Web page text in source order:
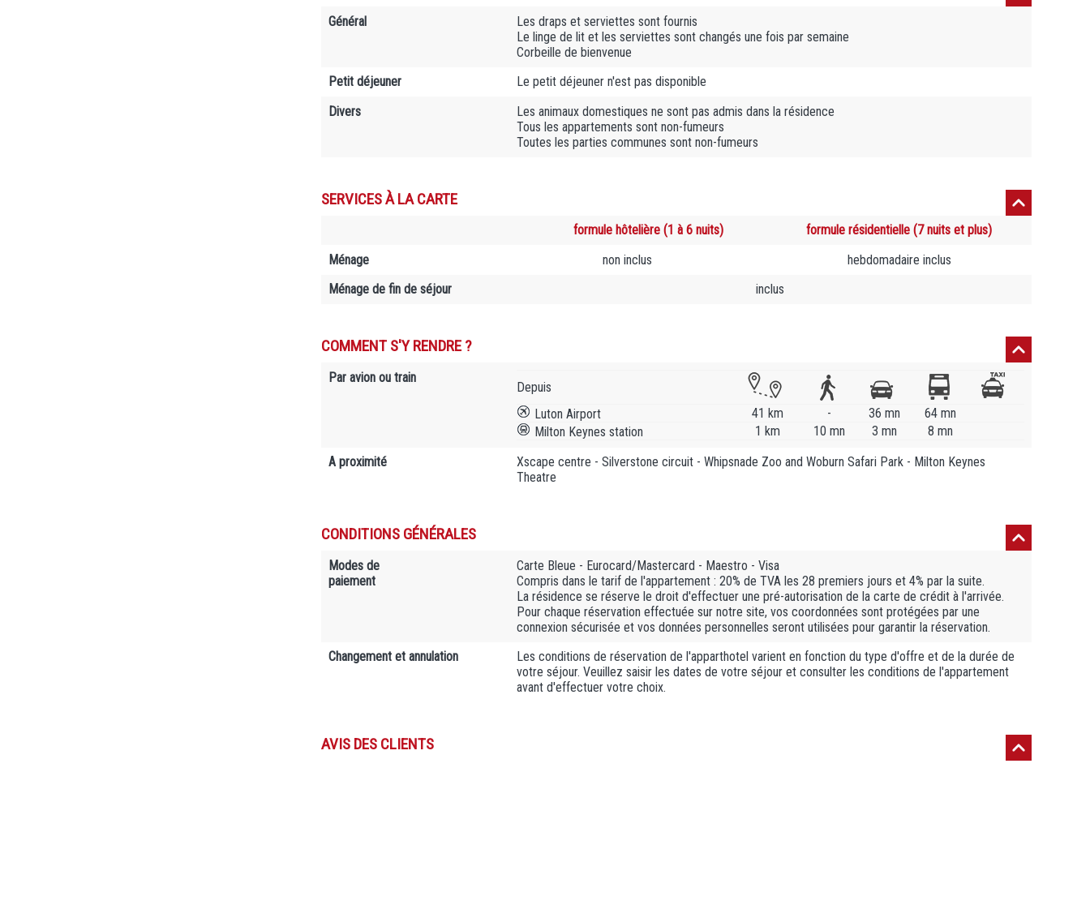
Général
Les draps et serviettes sont fournis
Le linge de lit et les serviettes sont changés une fois par semaine
Corbeille de bienvenue
Petit déjeuner
Le petit déjeuner n'est pas disponible
Divers
Les animaux domestiques ne sont pas admis dans la résidence
Tous les appartements sont non-fumeurs
Toutes les parties communes sont non-fumeurs
SERVICES À LA CARTE
formule résidentielle (7 nuits et plus)
formule hôtelière (1 à 6 nuits)
Ménage
hebdomadaire inclus
non inclus
Ménage de fin de séjour
inclus
COMMENT S'Y RENDRE ?
Par avion ou train
Depuis
Luton Airport
41 km - 36 mn
64 mn
Milton Keynes station
1 km 10 mn 3 mn 8 mn
A proximité
Xscape centre - Silverstone circuit - Whipsnade Zoo and Woburn Safari Park - Milton Keynes
Theatre
CONDITIONS GÉNÉRALES
Modes de
paiement
Carte Bleue - Eurocard/Mastercard - Maestro - Visa
Compris dans le tarif de l'appartement : 20% de TVA les 28 premiers jours et 4% par la suite.
La résidence se réserve le droit d'effectuer une pré-autorisation de la carte de crédit à l'arrivée.
Pour chaque réservation effectuée sur notre site, vos coordonnées sont protégées par une
connexion sécurisée et vos données personnelles seront utilisées pour garantir la réservation.
Changement et annulation
Les conditions de réservation de l'apparthotel varient en fonction du type d'offre et de la durée de
votre séjour. Veuillez saisir les dates de votre séjour et consulter les conditions de l'appartement
avant d'effectuer votre choix.
AVIS DES CLIENTS